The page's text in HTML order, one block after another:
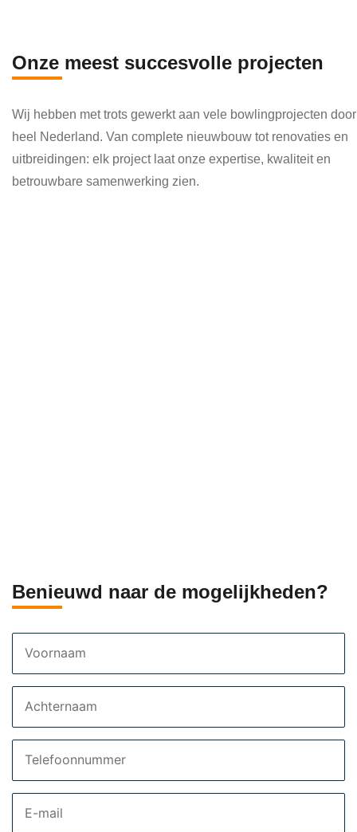
kund
Onze meest succesvolle projecten
Wij hebben met trots gewerkt aan vele bowlingprojecten door
heel Nederland. Van complete nieuwbouw tot renovaties en
uitbreidingen: elk project laat onze expertise, kwaliteit en
betrouwbare samenwerking zien.
Benieuwd naar de mogelijkheden?